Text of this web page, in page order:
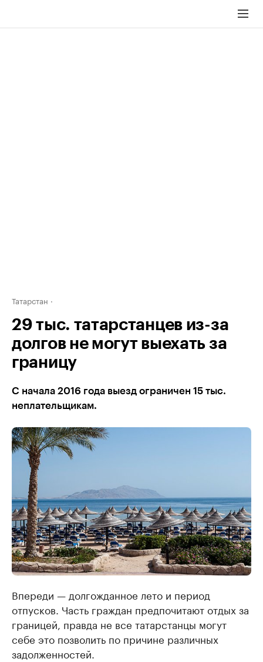
Татарстан
29 тыс. татарстанцев из-за
долгов не могут выехать за
границу
С начала 2016 года выезд ограничен 15 тыс.
неплательщикам.
Впереди — долгожданное лето и период
отпусков. Часть граждан предпочитают отдых за
границей, правда не все татарстанцы могут
себе это позволить по причине различных
задолженностей.